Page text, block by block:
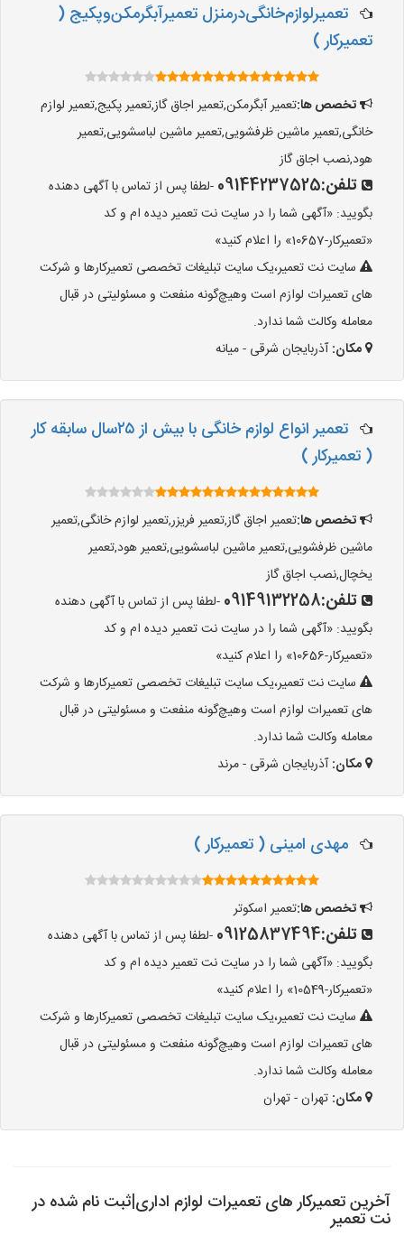
تعمیر‌لوازم‌‌خانگی‌در‌منزل‌ تعمیر‌آبگرمکن‌وپکیج (
تعمیرکار )
تخصص ها:تعمیر آبگرمکن,تعمیر اجاق گاز,تعمیر پکیج,تعمیر لوازم
خانگی,تعمیر ماشین ظرفشویی,تعمیر ماشین لباسشویی,تعمیر
هود,نصب اجاق گاز
تلفن:09144237525 -لطفا پس از تماس با آگهی دهنده
بگویید: «آگهی شما را در سایت نت تعمیر دیده ام و کد
«تعمیرکار-10657» را اعلام کنید»
سایت نت تعمیر،یک سایت تبلیغات تخصصی تعمیرکارها و شرکت
های تعمیرات لوازم است وهیچ‌گونه منفعت و مسئولیتی در قبال
معامله وکالت شما ندارد.
مکان:آذربایجان شرقی - میانه
تعمیر انواع لوازم خانگی با بیش از ۲۵سال سابقه کار
( تعمیرکار )
تخصص ها:تعمیر اجاق گاز,تعمیر فریزر,تعمیر لوازم خانگی,تعمیر
ماشین ظرفشویی,تعمیر ماشین لباسشویی,تعمیر هود,تعمیر
یخچال,نصب اجاق گاز
تلفن:09149132258 -لطفا پس از تماس با آگهی دهنده
بگویید: «آگهی شما را در سایت نت تعمیر دیده ام و کد
«تعمیرکار-10656» را اعلام کنید»
سایت نت تعمیر،یک سایت تبلیغات تخصصی تعمیرکارها و شرکت
های تعمیرات لوازم است وهیچ‌گونه منفعت و مسئولیتی در قبال
معامله وکالت شما ندارد.
مکان:آذربایجان شرقی - مرند
مهدی امینی ( تعمیرکار )
تخصص ها:تعمیر اسکوتر
تلفن:09125837494 -لطفا پس از تماس با آگهی دهنده
بگویید: «آگهی شما را در سایت نت تعمیر دیده ام و کد
«تعمیرکار-10549» را اعلام کنید»
سایت نت تعمیر،یک سایت تبلیغات تخصصی تعمیرکارها و شرکت
های تعمیرات لوازم است وهیچ‌گونه منفعت و مسئولیتی در قبال
معامله وکالت شما ندارد.
مکان: تهران - تهران
آخرین تعمیرکار های تعمیرات لوازم اداری|ثبت نام شده در
نت تعمیر